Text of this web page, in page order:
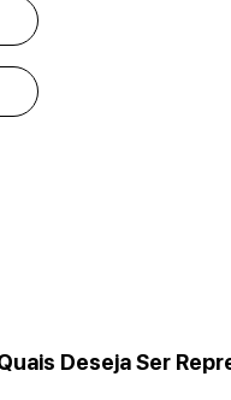
Deseja Ser